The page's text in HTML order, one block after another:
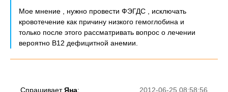
Мое мнение , нужно провести ФЭГДС , исключать
кровотечение как причину низкого гемоглобина и
только после этого рассматривать вопрос о лечении
вероятно В12 дефицитной анемии.
2012-06-25 08:58:56
СпрашиваетЯна: